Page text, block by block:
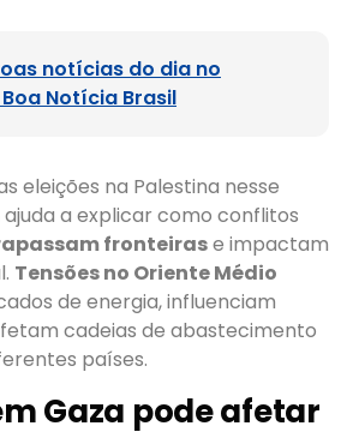
notícias do dia no
Notícia Brasil
eleições na Palestina nesse
a explicar como conflitos
fronteirase impactam
Tensões no Oriente Médio
de energia, influenciam
cadeias de abastecimento
países.
Gaza pode afetar